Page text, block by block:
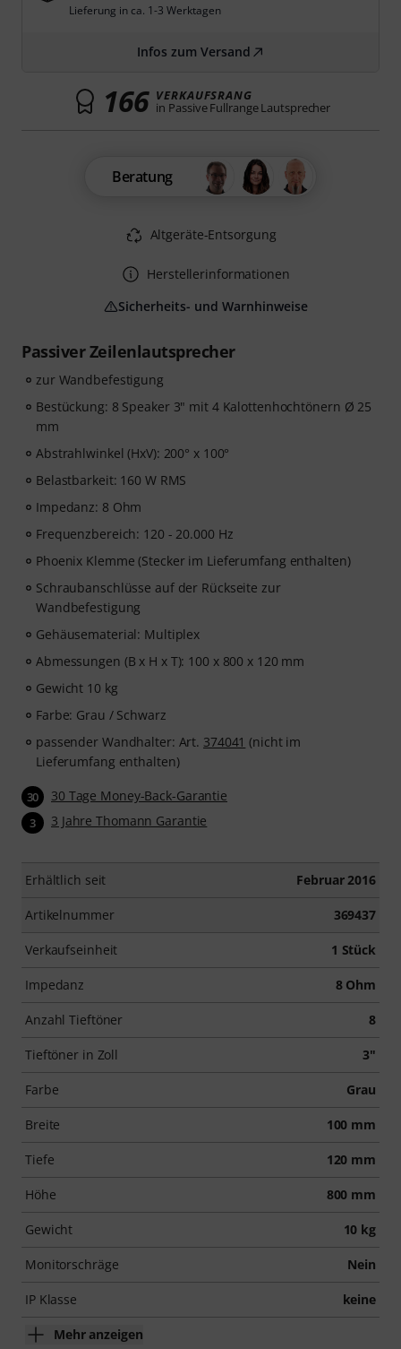
Passiver Zeilenlautsprecher
zur Wandbefestigung
Bestückung: 8 Speaker 3" mit 4 Kalottenhochtönern Ø 25
mm
Abstrahlwinkel (HxV): 200° x 100°
Belastbarkeit: 160 W RMS
Impedanz: 8 Ohm
Frequenzbereich: 120 - 20.000 Hz
Phoenix Klemme (Stecker im Lieferumfang enthalten)
Schraubanschlüsse auf der Rückseite zur
Wandbefestigung
Gehäusematerial: Multiplex
Abmessungen (B x H x T): 100 x 800 x 120 mm
Gewicht 10 kg
Farbe: Grau / Schwarz
passender Wandhalter: Art. 374041 (nicht im
Lieferumfang enthalten)
30 30 Tage Money-Back-Garantie
3 3 Jahre Thomann Garantie
Erhältlich seit Februar 2016
Artikelnummer 369437
Verkaufseinheit 1 Stück
Impedanz 8 Ohm
Anzahl Tieftöner 8
Tieftöner in Zoll 3"
Farbe Grau
Breite 100 mm
Tiefe 120 mm
Höhe 800 mm
Gewicht 10 kg
Monitorschräge Nein
IP Klasse keine
Mehr anzeigen
Lieferung in ca. 1-3 Werktagen
Infos zum Versand
166 VERKAUFSRANG
in Passive Fullrange Lautsprecher
Beratung
Altgeräte-Entsorgung
Herstellerinformationen
Sicherheits- und Warnhinweise